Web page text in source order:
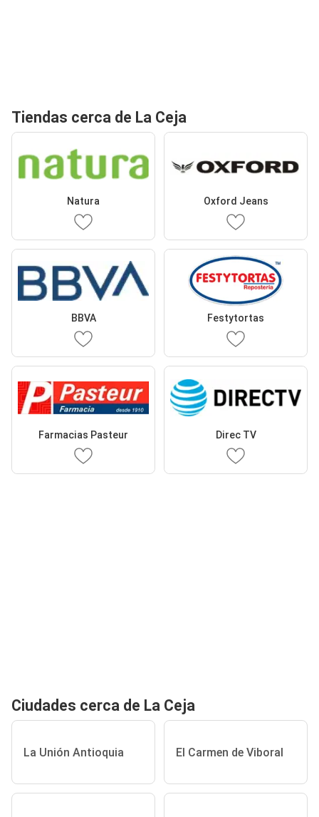
Tiendas cerca de La Ceja
Natura Oxford Jeans
BBVA Festytortas
Farmacias Pasteur Direc TV
Ciudades cerca de La Ceja
La Unión Antioquia El Carmen de Viboral